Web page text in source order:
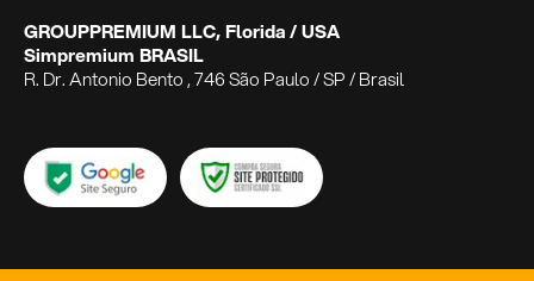
GROUPPREMIUM LLC, Florida / USA
Simpremium BRASIL
R. Dr. Antonio Bento , 746 São Paulo / SP / Brasil